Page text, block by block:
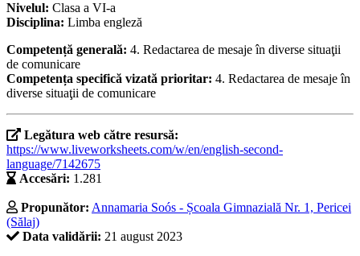
Nivelul: Clasa a VI-a
Disciplina: Limba engleză
Competență generală: 4. Redactarea de mesaje în diverse situaţii
de comunicare
Competența specifică vizată prioritar: 4. Redactarea de mesaje în
diverse situaţii de comunicare
Legătura web către resursă:
https://www.liveworksheets.com/w/en/english-second-
language/7142675
Accesări: 1.281
Propunător: Annamaria Soós - Școala Gimnazială Nr. 1, Pericei
(Sălaj)
Data validării: 21 august 2023